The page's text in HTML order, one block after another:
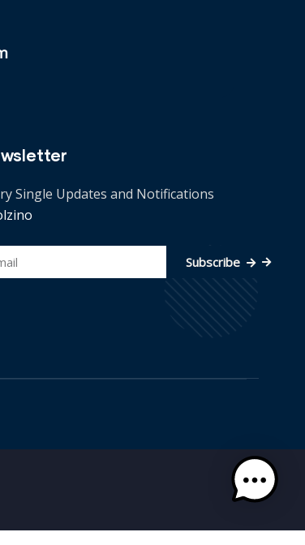
Single Updates and Notifications
Subscribe